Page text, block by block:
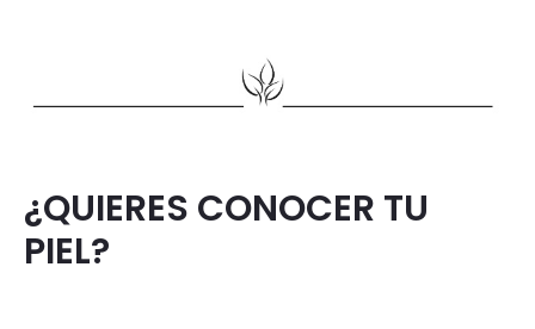
¿QUIERES CONOCER TU
PIEL?